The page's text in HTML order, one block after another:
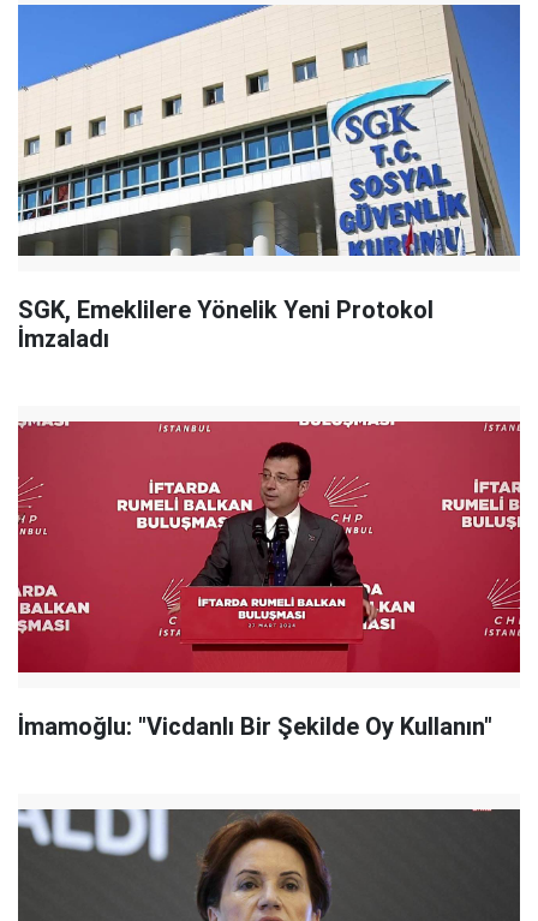
SGK, Emeklilere Yönelik Yeni Protokol
İmzaladı
İmamoğlu: "Vicdanlı Bir Şekilde Oy Kullanın"